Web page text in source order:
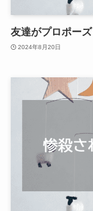
友達がプロポー
2024年8月20日